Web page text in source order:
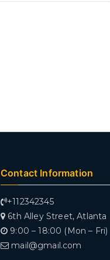
Contact Information
+112342345
6th Alley Street, Atlanta
9:00 – 18:00 (Mon – Fri)
mail@gmail.com